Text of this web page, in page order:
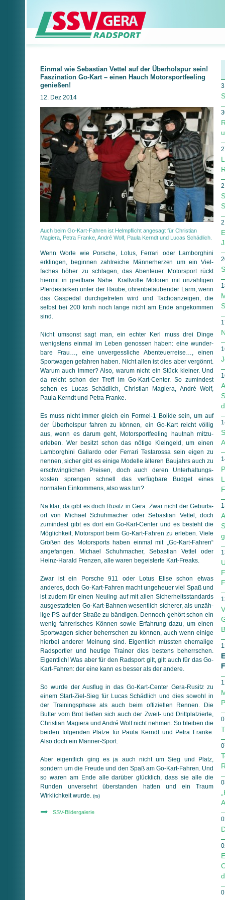
Einmal wie Sebastian Vettel auf der Überholspur sein!
Faszination Go-Kart – einen Hauch Motorsportfeeling
genießen!
12. Dez 2014
Auch beim Go-Kart-Fahren ist Helmpflicht angesagt für Christian
Magiera, Petra Franke, André Wolf, Paula Kerndt und Lucas Schädlich.
Wenn Worte wie Porsche, Lotus, Ferrari oder Lamborghini
erklingen, beginnen zahlreiche Männerherzen um ein Viel­
faches höher zu schlagen, das Abenteuer Motorsport rückt
hiermit in greifbare Nähe. Kraftvolle Motoren mit unzähligen
Pferdestärken unter der Haube, ohrenbetäubender Lärm, wenn
das Gaspedal durchgetreten wird und Tachoanzeigen, die
selbst bei 200 km/h noch lange nicht am Ende angekommen
sind.
Nicht umsonst sagt man, ein echter Kerl muss drei Dinge
wenigstens einmal im Leben genossen haben: eine wunder­
bare Frau…, eine unvergessliche Abenteuerreise…, einen
Sportwagen gefahren haben. Nicht allen ist dies aber vergönnt.
Warum auch immer? Also, warum nicht ein Stück kleiner. Und
da reicht schon der Treff im Go-Kart-Center. So zumindest
sehen es Lucas Schädlich, Christian Magiera, André Wolf,
Paula Kerndt und Petra Franke.
Es muss nicht immer gleich ein Formel-1 Bolide sein, um auf
der Überholspur fahren zu können, ein Go-Kart reicht völlig
aus, wenn es darum geht, Motorsportfeeling hautnah mit­zu­
erleben. Wer besitzt schon das nötige Kleingeld, um einen
Lamborghini Gallardo oder Ferrari Testarossa sein eigen zu
nennen, sicher gibt es einige Modelle älteren Baujahrs auch zu
erschwinglichen Preisen, doch auch deren Unterhaltungs­
kosten sprengen schnell das verfügbare Budget eines
normalen Einkommens, also was tun?
Na klar, da gibt es doch Rusitz in Gera. Zwar nicht der Geburts­
ort von Michael Schuhmacher oder Sebastian Vettel, doch
zumindest gibt es dort ein Go-Kart-Center und es besteht die
Möglichkeit, Motorsport beim Go-Kart-Fahren zu erleben. Viele
Größen des Motorsports haben einmal mit „Go-Kart-Fahren“
angefangen. Michael Schuhmacher, Sebastian Vettel oder
Heinz-Harald Frenzen, alle waren begeisterte Kart-Freaks.
Zwar ist ein Porsche 911 oder Lotus Elise schon etwas
anderes, doch Go-Kart-Fahren macht ungeheuer viel Spaß und
ist zudem für einen Neuling auf mit allen Sicherheitsstandards
ausgestatteten Go-Kart-Bahnen wesentlich sicherer, als un­zäh­
li­ge PS auf der Straße zu bändigen. Dennoch gehört schon ein
wenig fahrerisches Können sowie Erfahrung dazu, um einen
Sportwagen sicher beherrschen zu können, auch wenn einige
hierbei anderer Meinung sind. Eigentlich müssten ehemalige
Radsportler und heutige Trainer dies bestens beherrschen.
Eigentlich! Was aber für den Radsport gilt, gilt auch für das Go-
Kart-Fahren: der eine kann es besser als der andere.
So wurde der Ausflug in das Go-Kart-Center Gera-Rusitz zu
einem Start-Ziel-Sieg für Lucas Schädlich und dies sowohl in
der Trainingsphase als auch beim offiziellen Rennen. Die
Butter vom Brot ließen sich auch der Zweit- und Drittplatzierte,
Christian Magiera und André Wolf nicht nehmen. So bleiben die
beiden folgenden Plätze für Paula Kerndt und Petra Franke.
Also doch ein Männer-Sport.
Aber eigentlich ging es ja auch nicht um Sieg und Platz,
sondern um die Freude und den Spaß am Go-Kart-Fahren. Und
so waren am Ende alle darüber glücklich, dass sie alle die
Runden unversehrt überstanden hatten und ein Traum
Wirklichkeit wurde. (rs)
SSV-Bildergalerie